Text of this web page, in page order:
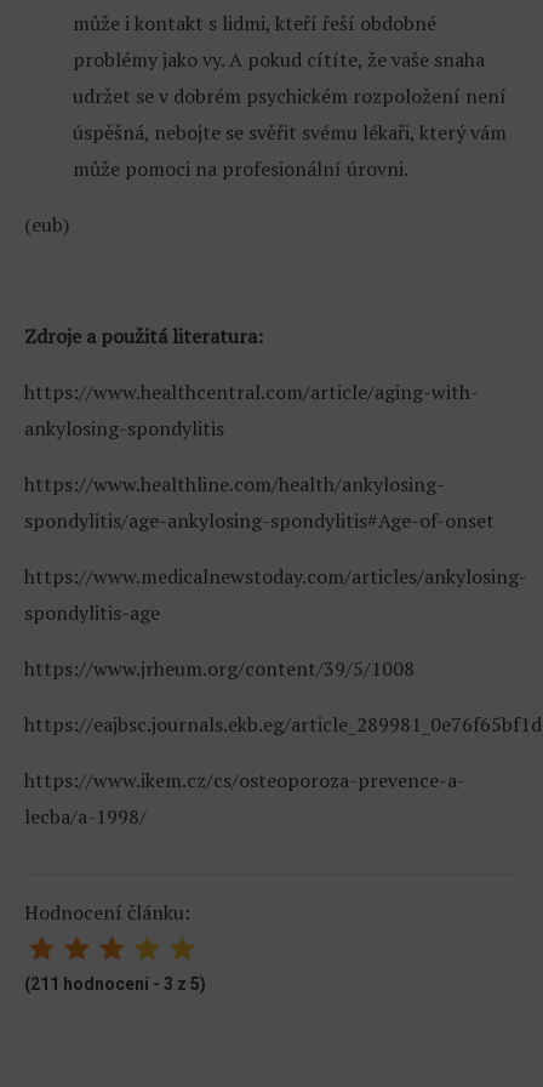
může i kontakt s lidmi, kteří řeší obdobné
problémy jako vy. A pokud cítíte, že vaše snaha
udržet se v dobrém psychickém rozpoložení není
úspěšná, nebojte se svěřit svému lékaři, který vám
může pomoci na profesionální úrovni.
(eub)
Zdroje a použitá literatura:
https://www.healthcentral.com/article/aging-with-
ankylosing-spondylitis
https://www.healthline.com/health/ankylosing-
spondylitis/age-ankylosing-spondylitis#Age-of-onset
https://www.medicalnewstoday.com/articles/ankylosing-
spondylitis-age
https://www.jrheum.org/content/39/5/1008
https://eajbsc.journals.ekb.eg/
https://www.ikem.cz/cs/osteoporoza-prevence-a-
lecba/a-1998/
Hodnocení článku:
(211 hodnocení - 3 z 5)